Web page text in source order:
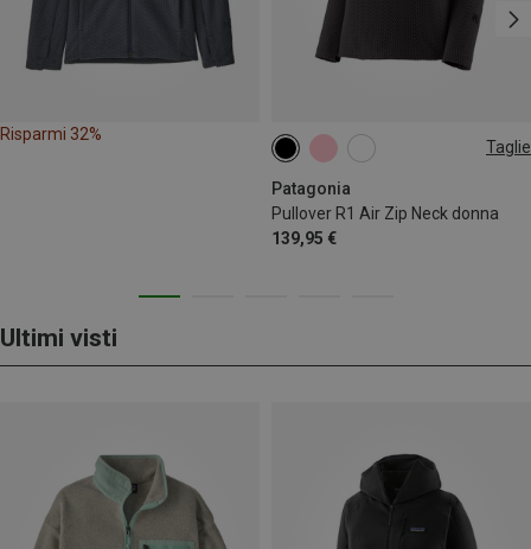
Risparmi 32%
Taglie
Patagonia
Pullover R1 Air Zip Neck donna
139,95 €
XS
Ultimi visti